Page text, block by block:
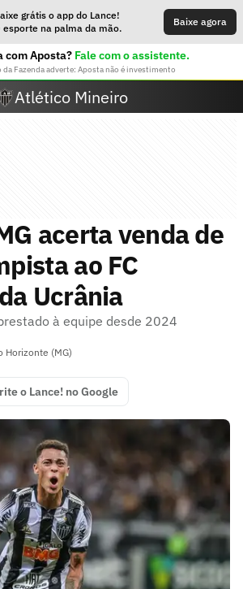
grátis o app do Lance!
esporte na palma da mão.
Baixe agora
com Aposta? Fale com o assistente.
Fazenda adverte: Aposta não é investimento
Atlético Mineiro
acerta venda de
ao FC
Ucrânia
à equipe desde 2024
Horizonte (MG)
o Lance! no Google